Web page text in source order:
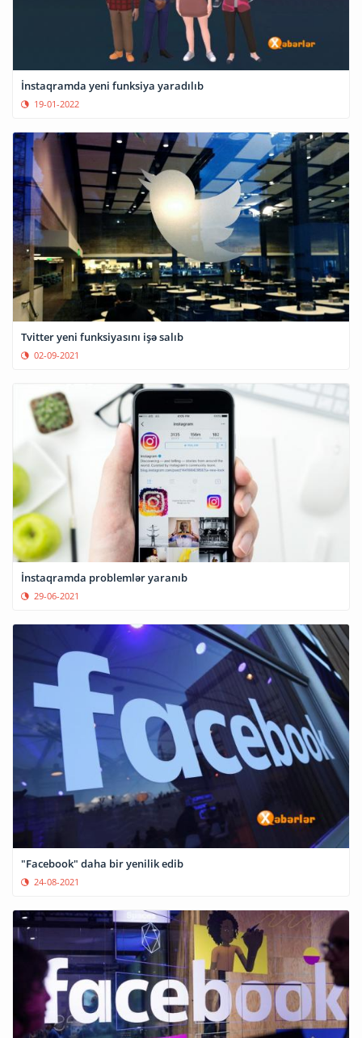
İnstaqramda yeni funksiya yaradılıb
19-01-2022
Tvitter yeni funksiyasını işə salıb
02-09-2021
İnstaqramda problemlər yaranıb
29-06-2021
"Facebook" daha bir yenilik edib
24-08-2021